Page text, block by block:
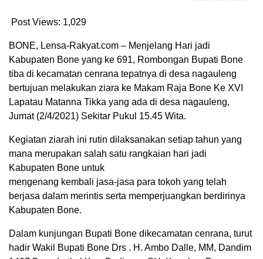
Post Views: 1,029
BONE, Lensa-Rakyat.com – Menjelang Hari jadi
Kabupaten Bone yang ke 691, Rombongan Bupati Bone
tiba di kecamatan cenrana tepatnya di desa nagauleng
bertujuan melakukan ziara ke Makam Raja Bone Ke XVI
Lapatau Matanna Tikka yang ada di desa nagauleng,
Jumat (2/4/2021) Sekitar Pukul 15.45 Wita.
Kegiatan ziarah ini rutin dilaksanakan setiap tahun yang
mana merupakan salah satu rangkaian hari jadi
Kabupaten Bone untuk
mengenang kembali jasa-jasa para tokoh yang telah
berjasa dalam merintis serta memperjuangkan berdirinya
Kabupaten Bone.
Dalam kunjungan Bupati Bone dikecamatan cenrana, turut
hadir Wakil Bupati Bone Drs . H. Ambo Dalle, MM, Dandim